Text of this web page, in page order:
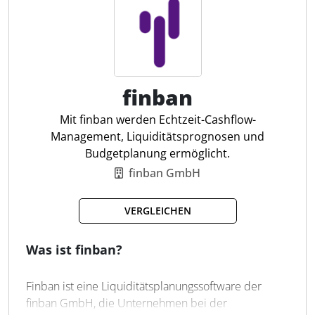
treffen können, unabhängig davon, ob sie sich in der
Kanzlei oder im Homeoffice befinden.
Automatisiertes Controlling
Kapazitätsplanung
Zeiterfassung
DATEV EO comfort
Frühwarnsystem
finban
Mit finban werden Echtzeit-Cashflow-
Management, Liquiditätsprognosen und
Budgetplanung ermöglicht.
finban GmbH
VERGLEICHEN
Was ist finban?
Finban ist eine Liquiditätsplanungssoftware der
finban GmbH, die Unternehmen bei der